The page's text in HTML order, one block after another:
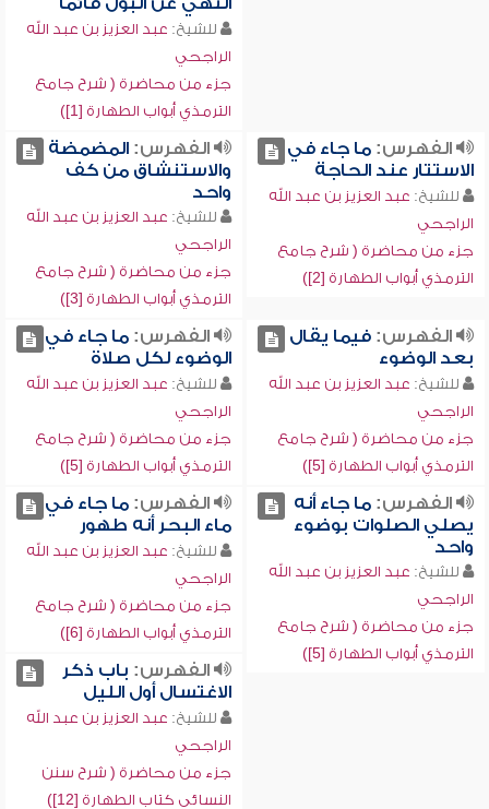
للشيخ: عبد العزيز بن عبد الله
الراجحي
جزء من محاضرة ( شرح جامع
الترمذي أبواب الطهارة [1])
الفهرس:ما جاء في
الاستتار عند الحاجة
للشيخ: عبد العزيز بن عبد الله
الراجحي
جزء من محاضرة ( شرح جامع
الترمذي أبواب الطهارة [2])
الفهرس:المضمضة
والاستنشاق من كف
واحد
للشيخ: عبد العزيز بن عبد الله
الراجحي
جزء من محاضرة ( شرح جامع
الترمذي أبواب الطهارة [3])
الفهرس:فيما يقال
بعد الوضوء
للشيخ: عبد العزيز بن عبد الله
الراجحي
جزء من محاضرة ( شرح جامع
الترمذي أبواب الطهارة [5])
الفهرس:ما جاء في
الوضوء لكل صلاة
للشيخ: عبد العزيز بن عبد الله
الراجحي
جزء من محاضرة ( شرح جامع
الترمذي أبواب الطهارة [5])
الفهرس:ما جاء أنه
يصلي الصلوات بوضوء
واحد
للشيخ: عبد العزيز بن عبد الله
الراجحي
جزء من محاضرة ( شرح جامع
الترمذي أبواب الطهارة [5])
الفهرس:ما جاء في
ماء البحر أنه طهور
للشيخ: عبد العزيز بن عبد الله
الراجحي
جزء من محاضرة ( شرح جامع
الترمذي أبواب الطهارة [6])
الفهرس: باب ذكر
الاغتسال أول الليل
للشيخ: عبد العزيز بن عبد الله
الراجحي
جزء من محاضرة ( شرح سنن
النسائي كتاب الطهارة [12])